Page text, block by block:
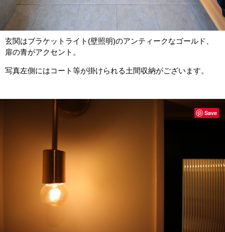
玄関はブラケットライト(壁照明)のアンティークなゴールド、
扉の青がアクセント。
写真左側にはコート等が掛けられる土間収納がございます。
Save